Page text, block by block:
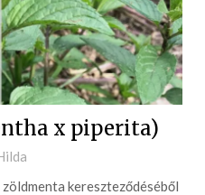
x piperita)
kereszteződéséből